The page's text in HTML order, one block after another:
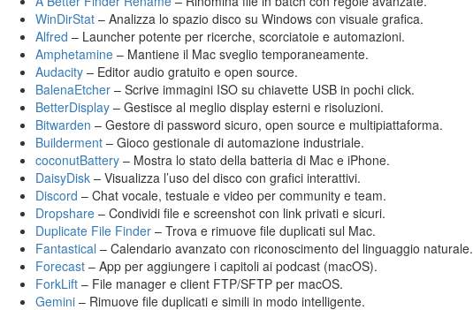
WinDirStat – Analizza lo spazio disco su Windows con visuale grafica.
Alfred – Launcher potente per ricerche, scorciatoie e automazioni.
Amphetamine – Mantiene il Mac sveglio temporaneamente.
Audacity – Editor audio gratuito e open source.
BalenaEtcher – Scrive immagini ISO su chiavette USB in pochi click.
BetterDisplay – Gestisce al meglio display esterni e risoluzioni.
Bitwarden – Gestore di password sicuro, open source e multipiattaforma.
Builderment – Gioco gestionale di automazione industriale.
coconutBattery – Mostra lo stato della batteria di Mac e iPhone.
DaisyDisk – Visualizza l’uso del disco con grafici interattivi.
Discord – Chat vocale, testuale e video per community e team.
Dropshare – Condividi file e screenshot con link privati e sicuri.
Duplicate File Finder – Trova e rimuove file duplicati sul Mac.
Fantastical – Calendario avanzato con riconoscimento del linguaggio naturale.
Forecast – App per aggiungere i capitoli ai podcast (macOS).
ForkLift – File manager e client FTP/SFTP per macOS.
Gemini – Rimuove file duplicati e simili in modo intelligente.